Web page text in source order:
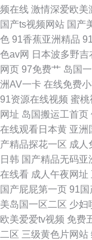
频在线 激情深爱欧美
国产ts视频网站 国产
色 91香蕉亚洲精品
色av网 日本波多野吉
网页 97免费艹 岛国
洲AV一卡 在线免费
91资源在线视频 蜜桃
网址 岛国搬运工首页
在线观看日本黄 亚洲
产精品探花一区 成人
日韩 国产精品无码亚
在线看 成人午夜网址
国产屁屁第一页 91国
美岛国一区二区 少妇
欧美爱爱tv视频 免费
二区 三级黄色片网站